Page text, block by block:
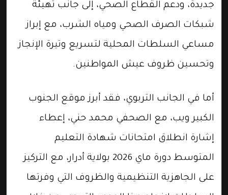
جديدة، ودعم القطاع الصحي، إلى جانب تهيئة
شبكات الصرف الصحي ومياه الشرب، مع إبراز
مساعي السلطات المحلية لتسريع وتيرة الإنجاز
وتحسين ظروف عيش المواطنين.
أما في الجانب التربوي، فقد أبرز موقع الجنوب
الكبير ويب، مع الصحفي محمد حني، إعطاء
إشارة انطلاق امتحانات شهادة التعليم
المتوسط دورة ماي 2026 بولاية أدرار، مع التركيز
على الجاهزية التنظيمية والظروف التي وفرتها